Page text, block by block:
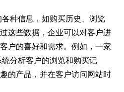
种信息，如购买历史、浏览
这些数据，企业可以对客户进
户的喜好和需求。例如，一家
分析客户的浏览和购买记
的产品，并在客户访问网站时